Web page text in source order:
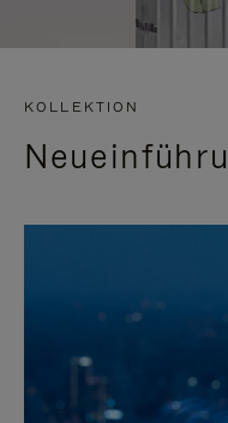
KOLLEKTION